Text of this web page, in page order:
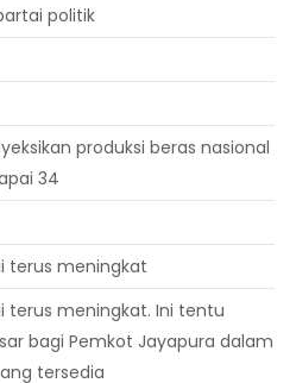
politik
produksi beras nasional
34
terus meningkat
terus meningkat. Ini tentu
bagi Pemkot Jayapura dalam
tersedia